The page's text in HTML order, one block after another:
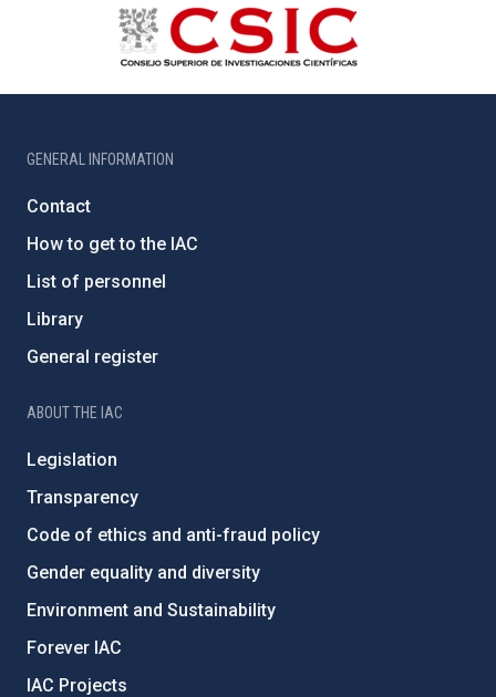
GENERAL INFORMATION
Contact
How to get to the IAC
List of personnel
Library
General register
ABOUT THE IAC
Legislation
Transparency
Code of ethics and anti-fraud policy
Gender equality and diversity
Environment and Sustainability
Forever IAC
IAC Projects